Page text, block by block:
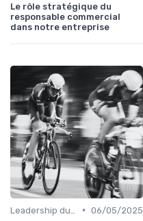
Le rôle stratégique du
responsable commercial
dans notre entreprise
• 06/05/2025